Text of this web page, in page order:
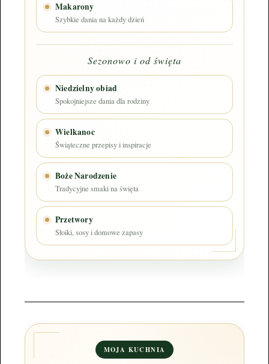
Makarony
Szybkie dania na każdy dzień
Sezonowo i od święta
Niedzielny obiad
Spokojniejsze dania dla rodziny
Wielkanoc
Świąteczne przepisy i inspiracje
Boże Narodzenie
Tradycyjne smaki na święta
Przetwory
Słoiki, sosy i domowe zapasy
MOJA KUCHNIA